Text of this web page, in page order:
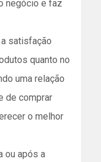
negócio e faz
satisfação
quanto no
uma relação
de comprar
o melhor
ou após a